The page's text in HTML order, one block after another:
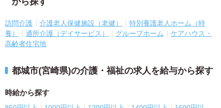
訪問介護 介護老人保健施設（老健）
特別養護老人ホーム（特
養）
通所介護（デイサービス） グループホーム
ケアハウス・
高齢者住宅地
都城市(宮崎県)の介護・福祉の求人を給与から探す
時給から探す